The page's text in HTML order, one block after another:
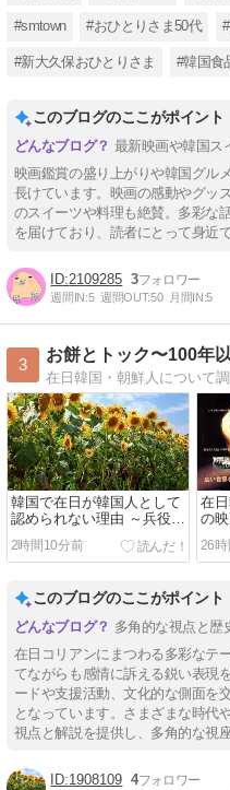
#smtown #おひとりさま50代
#新大久保おひとりさま #韓国食
このブログのここがポイント
最新映画や韓国ス
映画鑑賞の盛り上がりや韓国グル
長けています。映画の感動やグッ
のスイーツや料理も絶賛。多彩な
を届けており、読者にとって身近
2109285 3
週間IN:5 週間OUT:50 月間IN:5
3
韓国で在日が韓国人として
認められない理由 ～兵役に
ついていない、韓国語がし
ゃべれない～
2時間10分前
在
の
26
このブログのここがポイント
多角的な視点と歴
在日コリアンにまつわる多彩なテ
てながらも感情に訴える鋭い表現
ードや支援活動、文化的な側面を
となっています。さまざまな時代
視点と解説を提供し、多角的な視
1908109 4